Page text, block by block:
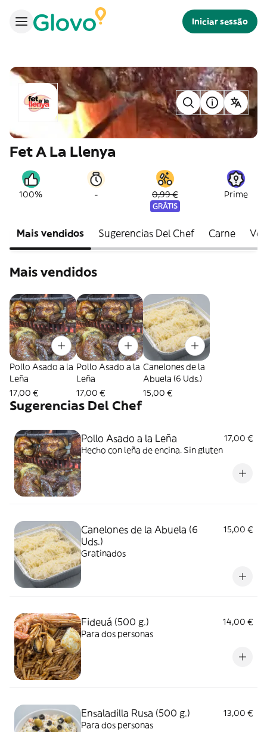
Iniciar sessão
Fet A La Llenya
100% - 0,99 €
GRÁTIS
Prime
Mais vendidos Sugerencias Del Chef Carne
Mais vendidos
Pollo Asado a la
Leña
17,00 €
Pollo Asado a la
Leña
17,00 €
Canelones de la
Abuela (6 Uds.)
15,00 €
Sugerencias Del Chef
Pollo Asado a la Leña
17,00 €
Hecho con leña de encina. Sin gluten
Canelones de la Abuela (6
Uds.)
15,00 €
Gratinados
Fideuá (500 g.)
14,00 €
Para dos personas
Ensaladilla Rusa (500 g.)
13,00 €
Para dos personas